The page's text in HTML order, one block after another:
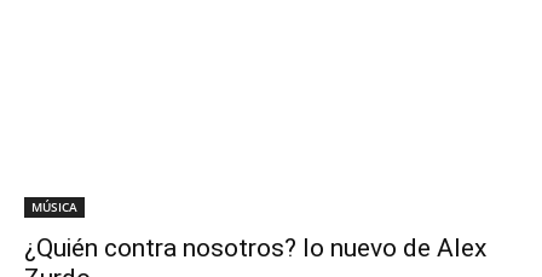
MÚSICA
¿Quién contra nosotros? lo nuevo de Alex